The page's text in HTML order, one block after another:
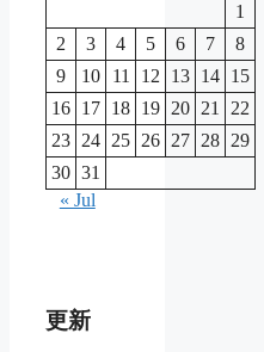
1
2
3 4 5 6 7
8
9
10 11 12 13 14 15
16 17 18 19 20 21
22
23 24 25 26 27 28 29
30 31
« Jul
更新